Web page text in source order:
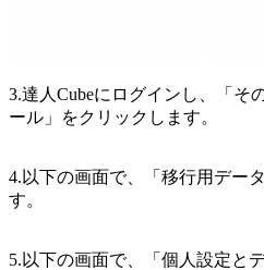
3.達人Cubeにログインし、「そ
ール」をクリックします。
4.以下の画面で、「移行用デー
す。
5.以下の画面で、「個人設定と